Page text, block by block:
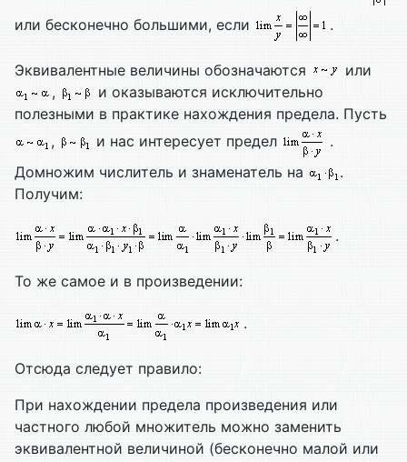
или бесконечно большими, если
.
Эквивалентные величины обозначаются
или
,
и оказываются исключительно
полезными в практике нахождения предела. Пусть
,
и нас интересует предел
.
Домножим числитель и знаменатель на
.
Получим:
.
То же самое и в произведении:
.
Отсюда следует правило:
При нахождении предела произведения или
частного любой множитель можно заменить
эквивалентной величиной (бесконечно малой или